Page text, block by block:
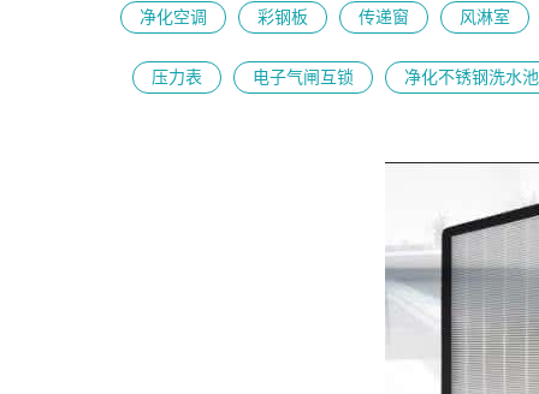
净化空调 彩钢板 传递窗 风淋室
压力表 电子气闸互锁 净化不锈钢洗水池